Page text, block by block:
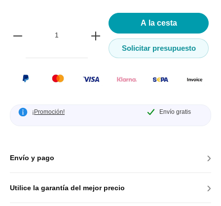
A la cesta
Solicitar presupuesto
¡Promoción! Envío gratis
Envío y pago ›
Utilice la garantía del mejor precio ›